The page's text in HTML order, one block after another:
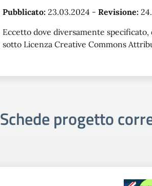
Pubblicato: 23.03.2024 - Revisione:
Eccetto dove diversamente
sotto Licenza Creative Commons
Schede progetto